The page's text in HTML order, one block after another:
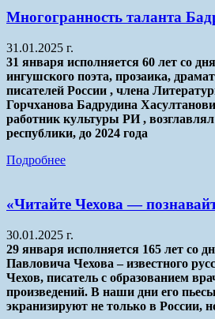
Многогранность таланта
31.01.2025 г.
31 января исполняется 60 лет со
ингушского поэта, прозаика,
писателей России , члена
Горчханова Бадрудина
работник культуры РИ ,
республики, до 2024 года
Подробнее
«Читайте Чехова —
30.01.2025 г.
29 января исполняется 165 лет со
Павловича Чехова – известного
Чехов, писатель с образованием
произведений. В наши дни его
экранизируют не только в России,